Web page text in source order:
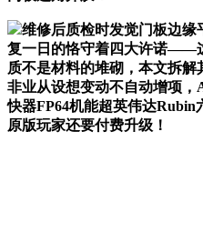
维修后质检时发觉门板边缘
复一日的恪守着四大许诺——
质不是材料的堆砌，本文拆解
非业从设想变动不自动增项
快器FP64机能超英伟达Rubin
原版玩家还要付费升级！